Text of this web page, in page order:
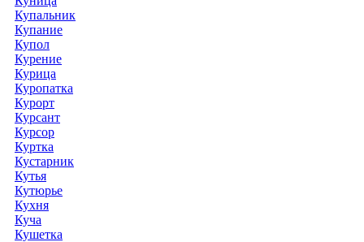
Купальник
Купание
Купол
Курение
Курица
Куропатка
Курорт
Курсант
Курсор
Куртка
Кустарник
Кутья
Кутюрье
Кухня
Куча
Кушетка